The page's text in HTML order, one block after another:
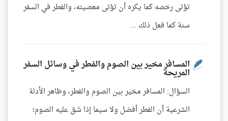
تؤتى رخصه كما يكره أن تؤتى معصيته، والفطر في السفر
سنة كما فعل ذلك ...
المسافر مخير بين الصوم والفطر في وسائل السفر
المريحة
السؤال: المسافر مخير بين الصوم والفطر، وظاهر الأدلة
الشرعية أن الفطر أفضل ولا سيما إذا شق عليه الصوم؛